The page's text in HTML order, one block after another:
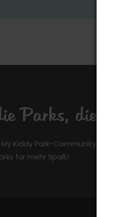
Parks, die du
Kiddy Park-Community
für mehr Spaß!